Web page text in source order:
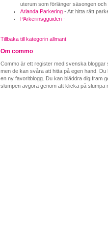
uterum som förlänger säsongen
Arlanda Parkering - Att hitta rätt
PArkerinsgguiden -
Tillbaka till kategorin allmant
Om commo
Commo är ett register med svenska bloggar
men de kan svåra att hitta på egen hand.
en ny favoritblogg. Du kan bläddra dig fram
slumpen avgöra genom att klicka på slumpa